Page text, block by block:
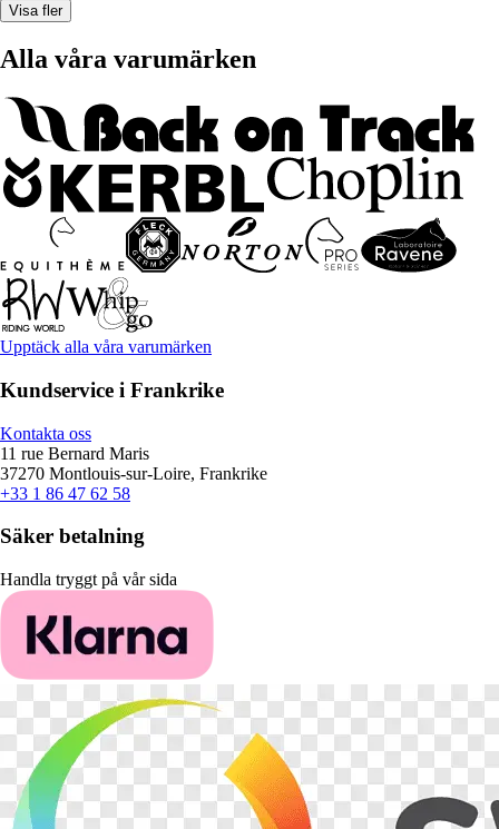
Visa fler
Alla våra varumärken
Upptäck alla våra varumärken
Kundservice i Frankrike
Kontakta oss
11 rue Bernard Maris
37270 Montlouis-sur-Loire, Frankrike
+33 1 86 47 62 58
Säker betalning
Handla tryggt på vår sida